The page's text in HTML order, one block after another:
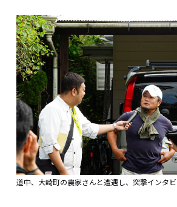
道中、大崎町の農家さんと遭遇し、突撃インタ